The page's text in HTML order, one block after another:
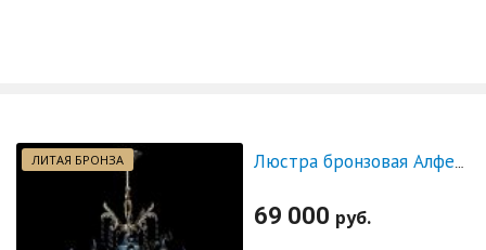
ЛИТАЯ БРОНЗА Люстра бронзовая Алфея №5 "Малахит" шар черная
69 000 руб.